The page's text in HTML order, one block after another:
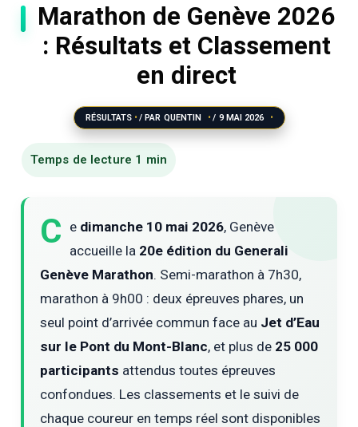
Marathon de Genève 2026
: Résultats et Classement
en direct
RÉSULTATS / PAR QUENTIN / 9 MAI 2026
C e dimanche 10 mai 2026, Genève
accueille la 20e édition du Generali
Genève Marathon. Semi-marathon à 7h30,
marathon à 9h00 : deux épreuves phares, un
seul point d’arrivée commun face au Jet d’Eau
sur le Pont du Mont-Blanc, et plus de 25 000
participants attendus toutes épreuves
confondues. Les classements et le suivi de
chaque coureur en temps réel sont disponibles